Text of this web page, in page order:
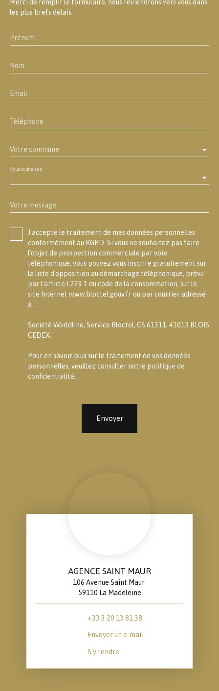
Merci de remplir le formulaire, nous reviendrons vers vous dans
les plus brefs délais.
Prénom
Nom
Email
Téléphone
Votre commune
-
Vous souhaitez
Votre message
J'accepte le traitement de mes données personnelles
conformément au RGPD. Si vous ne souhaitez pas faire
l'objet de prospection commerciale par voie
téléphonique, vous pouvez vous inscrire gratuitement sur
la liste d'opposition au démarchage téléphonique, prévu
par l'article L223-1 du code de la consommation, sur le
site Internet www.bloctel.gouv.fr ou par courrier adressé
à :
Société Worldline, Service Bloctel, CS 61311, 41013 BLOIS
CEDEX.
Pour en savoir plus sur le traitement de vos données
personnelles, veuillez consulter notre politique de
confidentialité
Envoyer
AGENCE SAINT MAUR
106 Avenue Saint Maur
59110 La Madeleine
+33 3 20 13 81 38
Envoyer un e-mail
S'y rendre